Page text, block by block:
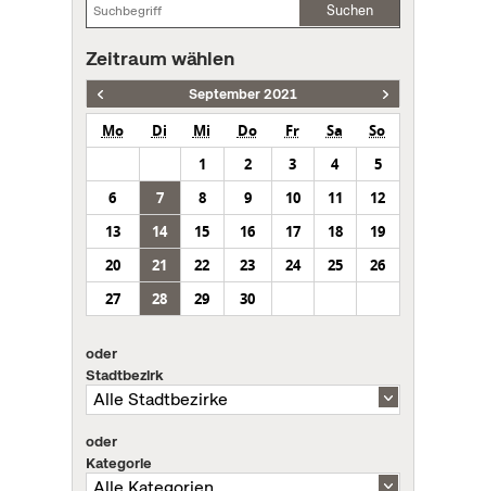
Suchen
Zeitraum wählen
September 2021
Mo Di Mi Do Fr Sa
So
1
2 3 4
5
6
7 8 9 10 11
12
13
14 15 16 17 18
19
20
21 22 23 24 25
26
27
28 29 30
oder
Stadtbezirk
oder
Kategorie